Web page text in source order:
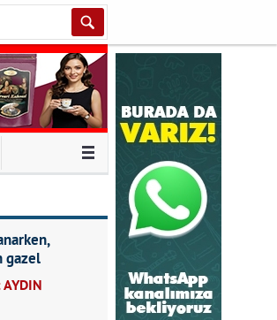
gazel
kalpleri de